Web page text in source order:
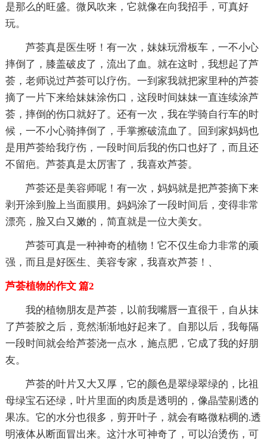
是那么的旺盛。微风吹来，它就像在向我招手，可真好
玩。
芦荟真是医生呀！有一次，妹妹玩滑板车，一不小心
摔倒了，膝盖破皮了，流出了血。就在这时，我想起了芦
荟，老师说过芦荟可以疗伤。一到家我就把家里种的芦荟
摘了一片下来给妹妹涂伤口，这段时间妹妹一直连续涂芦
荟，摔倒的伤口就好了。还有一次，我在学骑自行车的时
候，一不小心骑摔倒了，手掌擦破流血了。回到家妈妈也
是用芦荟给我疗伤，一段时间后我的伤口也好了，而且还
不留疤。芦荟真是太厉害了，我喜欢芦荟。
芦荟还是美容师呢！有一次，妈妈就是把芦荟摘下来
剥开涂到脸上当面膜用。妈妈涂了一段时间后，变得非常
漂亮，脸又白又嫩的，简直就是一位大美女。
芦荟可真是一种神奇的植物！它不仅生命力非常的顽
强，而且是好医生、美容专家，我喜欢芦荟！、
芦荟植物的作文 篇2
我的植物朋友是芦荟，以前我嘴唇一直很干，自从抹
了芦荟胶之后，竟然渐渐地好起来了。自那以后，我每隔
一段时间就会给芦荟浇一点水，施点肥，它成了我的好朋
友。
芦荟的叶片又大又厚，它的颜色是翠绿翠绿的，比祖
母绿宝石还绿，叶片里面的肉质是透明的，像晶莹剔透的
果冻。它的水分也很多，剪开叶子，就会有略微粘稠的.透
明液体从断面冒出来。这汁水可神奇了，可以治烫伤，可